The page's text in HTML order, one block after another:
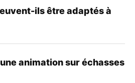
ils être adaptés à
animation sur échasses